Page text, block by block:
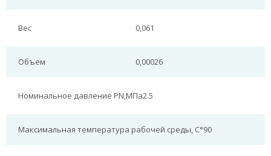
Вес 0,061
Объем 0,00026
Номинальное давление PN,МПа2.5
Максимальная температура рабочей среды, С°90